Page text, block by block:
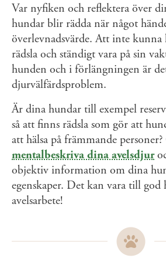
Var nyfiken och reflektera över
hundar blir rädda när något
överlevnadsvärde. Att inte
rädsla och ständigt vara på sin
hunden och i förlängningen är
djurvälfärdsproblem.
Är dina hundar till exempel
så att finns rädsla som gör att
att hälsa på främmande
mentalbeskriva dina avelsdjur
objektiv information om dina
egenskaper. Det kan vara till
avelsarbete!